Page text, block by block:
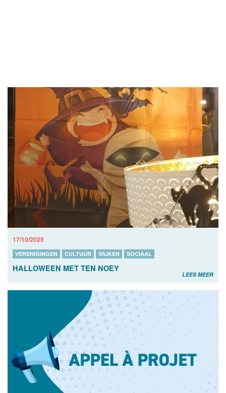
17/10/2025
VERENIGINGEN CULTUUR WIJKEN SOCIAAL
HALLOWEEN MET TEN NOEY
LEES MEER